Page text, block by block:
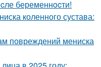
беременнocти!
коленного сустава:
повреждений мениска